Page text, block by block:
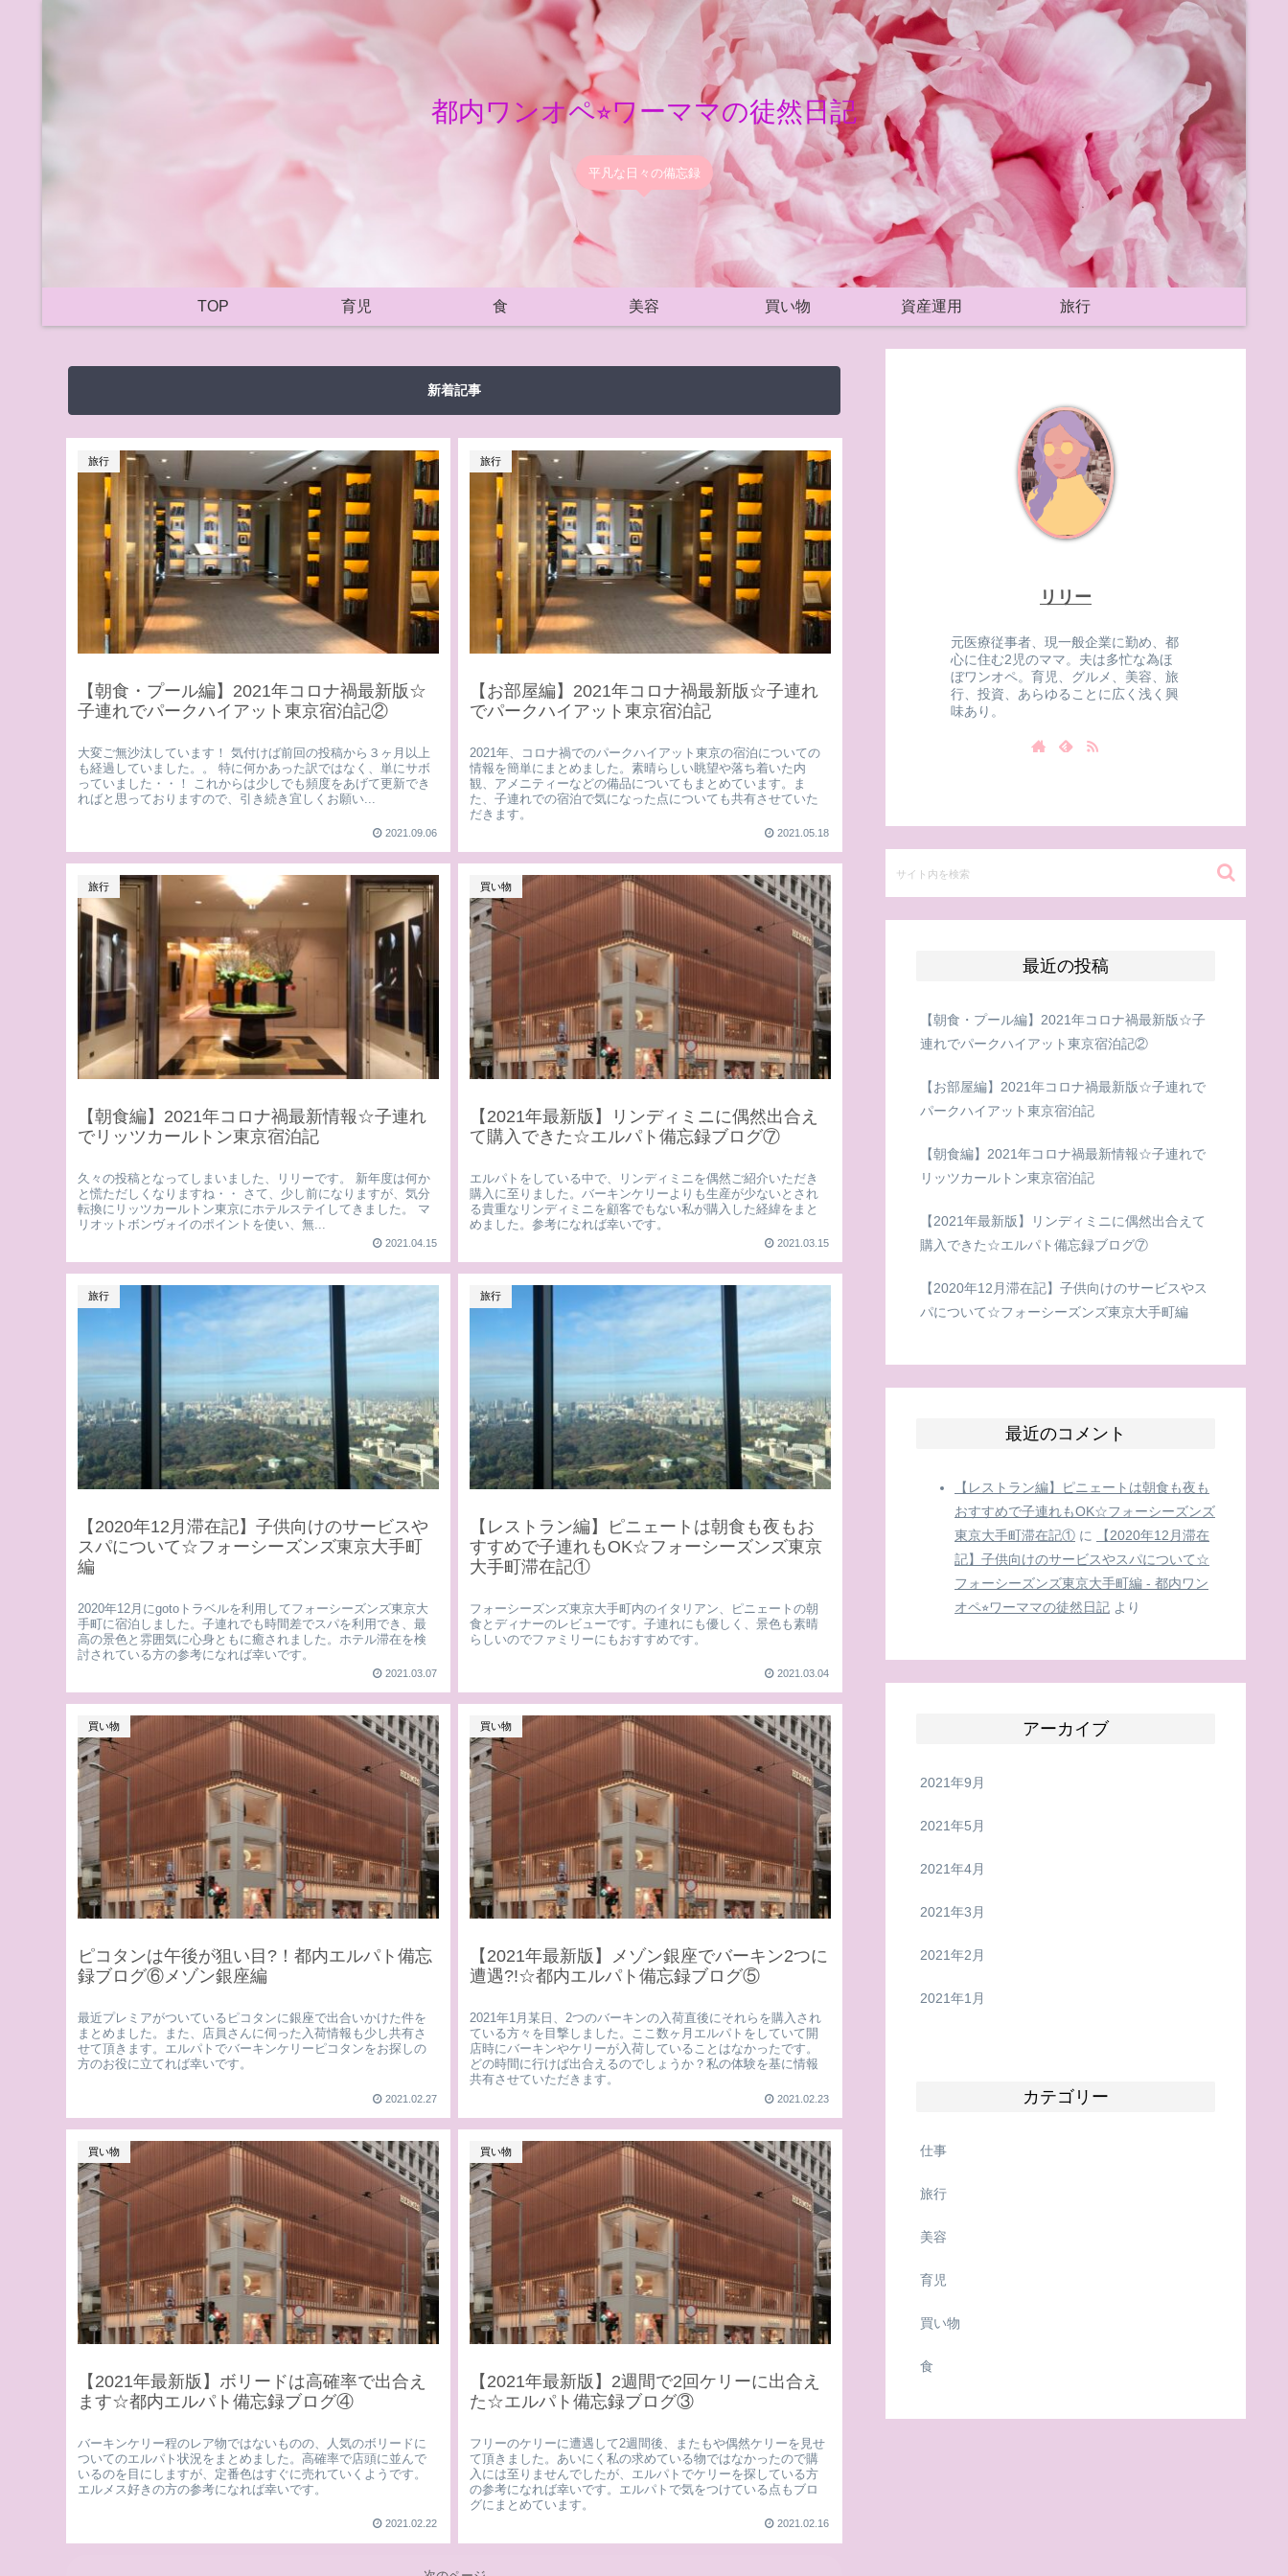
都内ワンオペ⭐︎ワーママの徒然日記
平凡な日々の備忘録
TOP 育児 食 美容 買い物 資産運用 旅行
新着記事
旅行
【朝食・プール編】2021年コロナ禍最新版☆
子連れでパークハイアット東京宿泊記②
大変ご無沙汰しています！ 気付けば前回の投稿から３ヶ月以上
も経過していました。。 特に何かあった訳ではなく、単にサボ
っていました・・！ これからは少しでも頻度をあげて更新でき
ればと思っておりますので、引き続き宜しくお願い...
2021.09.06
旅行
【お部屋編】2021年コロナ禍最新版☆子連れ
でパークハイアット東京宿泊記
2021年、コロナ禍でのパークハイアット東京の宿泊についての
情報を簡単にまとめました。素晴らしい眺望や落ち着いた内
観、アメニティーなどの備品についてもまとめています。ま
た、子連れでの宿泊で気になった点についても共有させていた
だきます。
2021.05.18
旅行
【朝食編】2021年コロナ禍最新情報☆子連れ
でリッツカールトン東京宿泊記
久々の投稿となってしまいました、リリーです。 新年度は何か
と慌ただしくなりますね・・ さて、少し前になりますが、気分
転換にリッツカールトン東京にホテルステイしてきました。 マ
リオットボンヴォイのポイントを使い、無...
2021.04.15
買い物
【2021年最新版】リンディミニに偶然出合え
て購入できた☆エルパト備忘録ブログ⑦
エルパトをしている中で、リンディミニを偶然ご紹介いただき
購入に至りました。バーキンケリーよりも生産が少ないとされ
る貴重なリンディミニを顧客でもない私が購入した経緯をまと
めました。参考になれば幸いです。
2021.03.15
旅行
【2020年12月滞在記】子供向けのサービスや
スパについて☆フォーシーズンズ東京大手町
編
2020年12月にgotoトラベルを利用してフォーシーズンズ東京大
手町に宿泊しました。子連れでも時間差でスパを利用でき、最
高の景色と雰囲気に心身ともに癒されました。ホテル滞在を検
討されている方の参考になれば幸いです。
2021.03.07
旅行
【レストラン編】ピニェートは朝食も夜もお
すすめで子連れもOK☆フォーシーズンズ東京
大手町滞在記①
フォーシーズンズ東京大手町内のイタリアン、ピニェートの朝
食とディナーのレビューです。子連れにも優しく、景色も素晴
らしいのでファミリーにもおすすめです。
2021.03.04
買い物
ピコタンは午後が狙い目?！都内エルパト備忘
録ブログ⑥メゾン銀座編
最近プレミアがついているピコタンに銀座で出合いかけた件を
まとめました。また、店員さんに伺った入荷情報も少し共有さ
せて頂きます。エルパトでバーキンケリーピコタンをお探しの
方のお役に立てれば幸いです。
2021.02.27
買い物
【2021年最新版】メゾン銀座でバーキン2つに
遭遇?!☆都内エルパト備忘録ブログ⑤
2021年1月某日、2つのバーキンの入荷直後にそれらを購入され
ている方々を目撃しました。ここ数ヶ月エルパトをしていて開
店時にバーキンやケリーが入荷していることはなかったです。
どの時間に行けば出合えるのでしょうか？私の体験を基に情報
共有させていただきます。
2021.02.23
買い物
【2021年最新版】ボリードは高確率で出合え
ます☆都内エルパト備忘録ブログ④
バーキンケリー程のレア物ではないものの、人気のボリードに
ついてのエルパト状況をまとめました。高確率で店頭に並んで
いるのを目にしますが、定番色はすぐに売れていくようです。
エルメス好きの方の参考になれば幸いです。
2021.02.22
買い物
【2021年最新版】2週間で2回ケリーに出合え
た☆エルパト備忘録ブログ③
フリーのケリーに遭遇して2週間後、またもや偶然ケリーを見せ
て頂きました。あいにく私の求めている物ではなかったので購
入には至りませんでしたが、エルパトでケリーを探している方
の参考になれば幸いです。エルパトで気をつけている点もブロ
グにまとめています。
2021.02.16
リリー
元医療従事者、現一般企業に勤め、都
心に住む2児のママ。夫は多忙な為ほ
ぼワンオペ。育児、グルメ、美容、旅
行、投資、あらゆることに広く浅く興
味あり。
最近の投稿
【朝食・プール編】2021年コロナ禍最新版☆子
連れでパークハイアット東京宿泊記②
【お部屋編】2021年コロナ禍最新版☆子連れで
パークハイアット東京宿泊記
【朝食編】2021年コロナ禍最新情報☆子連れで
リッツカールトン東京宿泊記
【2021年最新版】リンディミニに偶然出合えて
購入できた☆エルパト備忘録ブログ⑦
【2020年12月滞在記】子供向けのサービスやス
パについて☆フォーシーズンズ東京大手町編
最近のコメント
【レストラン編】ピニェートは朝食も夜も
おすすめで子連れもOK☆フォーシーズンズ
東京大手町滞在記① に
【2020年12月滞在
記】子供向けのサービスやスパについて☆
フォーシーズンズ東京大手町編 - 都内ワン
オペ⭐︎ワーママの徒然日記 より
アーカイブ
2021年9月
2021年5月
2021年4月
2021年3月
2021年2月
2021年1月
カテゴリー
仕事
旅行
美容
育児
買い物
食